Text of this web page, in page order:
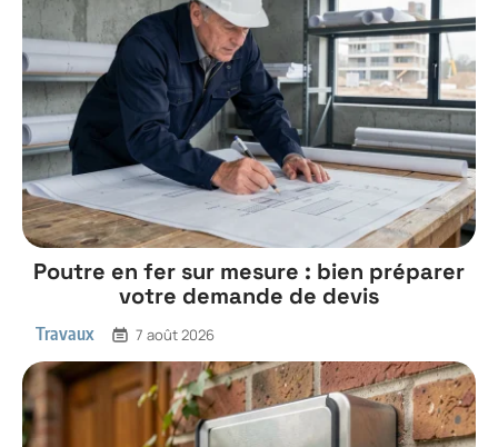
Poutre en fer sur mesure : bien préparer
votre demande de devis
Travaux 7 août 2026